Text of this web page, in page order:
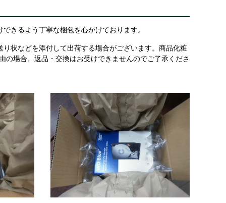
きるよう丁寧な梱包を心がけております。
状などを添付して出荷する場合がございます。商品化粧
場合、返品・交換はお受けできませんのでご了承くださ